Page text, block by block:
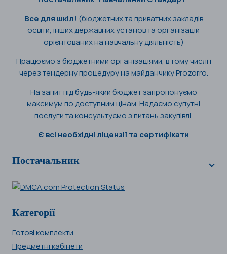
Все для шкіл! (бюджетних та приватних закладів
освіти, інших державних установ та організацій
орієнтованих на навчальну діяльність)
Працюємо з бюджетними організаціями, в тому числі і
через тендерну процедуру на майданчику Prozorro.
На запит під будь-який бюджет запропонуємо
максимум по доступним цінам. Надаємо супутні
послуги та консультуємо з питань закупівлі.
Є всі необхідні ліцензії та сертифікати
Постачальник
Категорії
Готові комплекти
Предметні кабінети